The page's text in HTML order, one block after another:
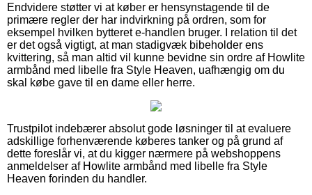
Endvidere støtter vi at køber er hensynstagende til de
primære regler der har indvirkning på ordren, som for
eksempel hvilken bytteret e-handlen bruger. I relation til det
er det også vigtigt, at man stadigvæk bibeholder ens
kvittering, så man altid vil kunne bevidne sin ordre af Howlite
armbånd med libelle fra Style Heaven, uafhængig om du
skal købe gave til en dame eller herre.
Trustpilot indebærer absolut gode løsninger til at evaluere
adskillige forhenværende køberes tanker og på grund af
dette foreslår vi, at du kigger nærmere på webshoppens
anmeldelser af Howlite armbånd med libelle fra Style
Heaven forinden du handler.